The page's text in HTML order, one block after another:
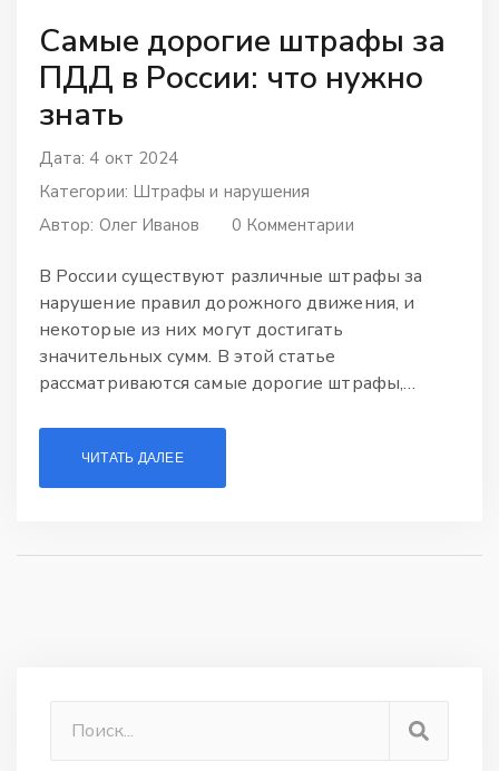
Самые дорогие штрафы за
ПДД в России: что нужно
знать
Дата: 4 окт 2024
Категории: Штрафы и нарушения
Автор: Олег Иванов 0 Комментарии
В России существуют различные штрафы за
нарушение правил дорожного движения, и
некоторые из них могут достигать
значительных сумм. В этой статье
рассматриваются самые дорогие штрафы,
Также обсуждаются стратегии безопасного
вождения и советы по обжалованию штрафов.
Знание этих аспектов поможет водителям не
ЧИТАТЬ ДАЛЕЕ